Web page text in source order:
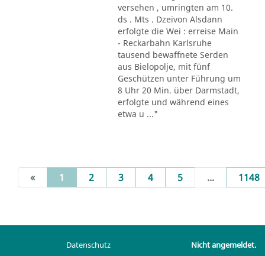
versehen , umringten am 10.
ds . Mts . Dzeivon Alsdann
erfolgte die Wei : erreise Main
- Reckarbahn Karlsruhe
tausend bewaffnete Serden
aus Bielopolje, mit fünf
Geschützen unter Führung um
8 Uhr 20 Min. über Darmstadt,
erfolgte und während eines
etwa u ..."
« 1 (current)
2 3 4 5 ... 1148
Datenschutz
Nicht angemeldet.